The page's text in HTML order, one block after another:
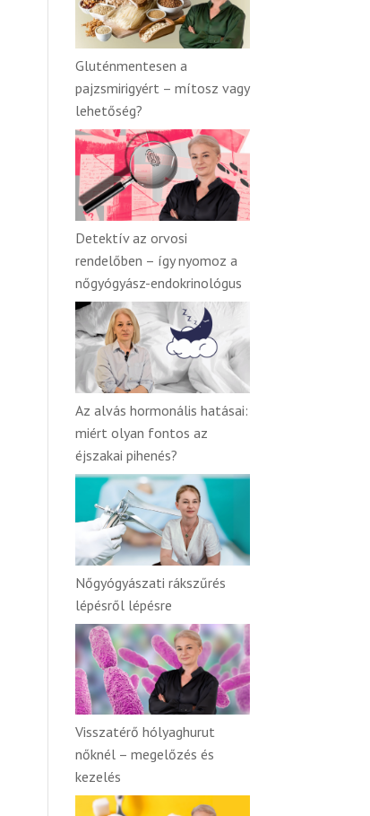
Gluténmentesen a
pajzsmirigyért – mítosz vagy
lehetőség?
Detektív az orvosi
rendelőben – így nyomoz a
nőgyógyász-endokrinológus
Az alvás hormonális hatásai:
miért olyan fontos az
éjszakai pihenés?
Nőgyógyászati rákszűrés
lépésről lépésre
Visszatérő hólyaghurut
nőknél – megelőzés és
kezelés